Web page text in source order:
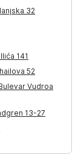
32
141
52
Vudroa
13-27